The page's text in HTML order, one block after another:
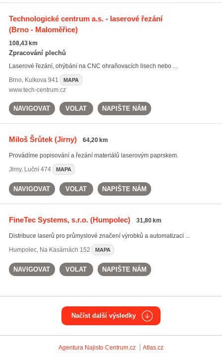
Technologické centrum a.s. - laserové řezání
(Brno - Maloměřice)
108,43 km
Zpracování plechů
Laserové řezání, ohýbání na CNC ohraňovacích lisech nebo ...
Brno, Kulkova 941 MAPA
www.tech-centrum.cz
NAVIGOVAT VOLAT NAPIŠTE NÁM
Miloš Šrůtek(Jirny) 64,20 km
Provádíme popisování a řezání materiálů laserovým paprskem.
Jirny, Luční 474 MAPA
NAVIGOVAT VOLAT NAPIŠTE NÁM
FineTec Systems, s.r.o.(Humpolec) 31,80 km
Distribuce laserů pro průmyslové značení výrobků a automatizaci ...
Humpolec, Na Kasárnách 152 MAPA
NAVIGOVAT VOLAT NAPIŠTE NÁM
Načíst další výsledky
Agentura Najisto Centrum.cz Atlas.cz